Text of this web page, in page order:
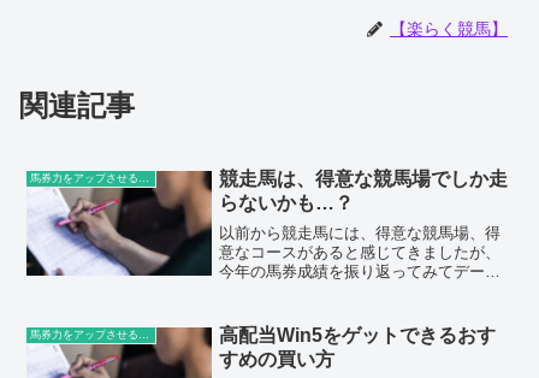
【楽らく競馬】
関連記事
馬券力をアップさせる豆知識
競走馬は、得意な競馬場でしか走
らないかも…？
以前から競走馬には、得意な競馬場、得
意なコースがあると感じてきましたが、
今年の馬券成績を振り返ってみてデータ
の複勝率、回収率が余裕の100％超えをす
る可能性が見えてきました。
高配当Win5をゲットできるおす
すめの買い方